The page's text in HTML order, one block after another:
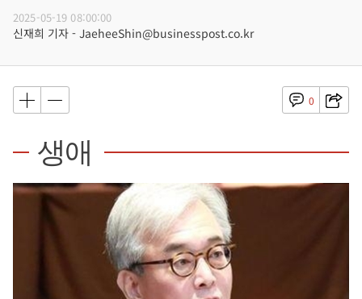
2025-05-19 08:00:00
신재희 기자 - JaeheeShin@businesspost.co.kr
0
생애